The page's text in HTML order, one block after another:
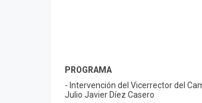
PROGRAMA
- Intervención del Vicerrector del
Julio Javier Díez Casero